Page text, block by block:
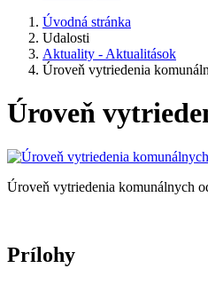
Úvodná stránka
Udalosti
Aktuality - Aktualitások
Úroveň vytriedenia
Úroveň
Úroveň vytriedenia komunálnych
Prílohy